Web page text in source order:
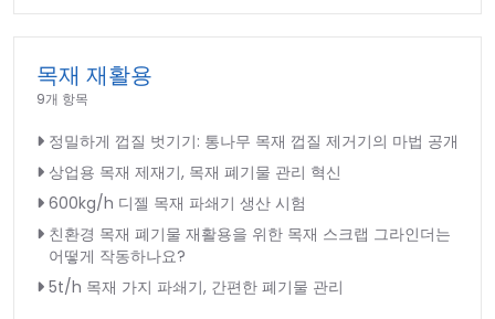
목재 재활용
9개 항목
정밀하게 껍질 벗기기: 통나무 목재 껍질 제거기의 마법 공개
상업용 목재 제재기, 목재 폐기물 관리 혁신
600kg/h 디젤 목재 파쇄기 생산 시험
친환경 목재 폐기물 재활용을 위한 목재 스크랩 그라인더는
어떻게 작동하나요?
5t/h 목재 가지 파쇄기, 간편한 폐기물 관리